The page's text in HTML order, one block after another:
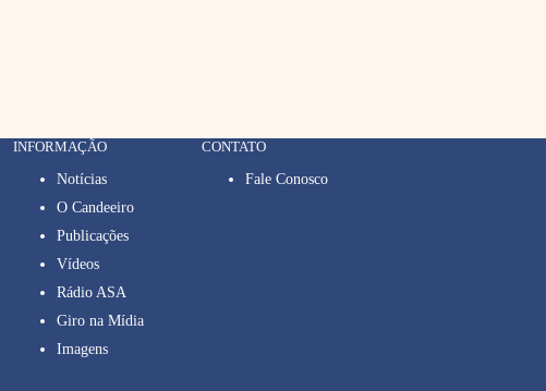
INFORMAÇÃO
Notícias
O Candeeiro
Publicações
Vídeos
Rádio ASA
Giro na Mídia
Imagens
CONTATO
Fale Conosco